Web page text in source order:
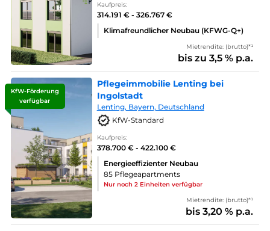
Kaufpreis:
314.191 € - 326.767 €
Klimafreundlicher Neubau (KFWG-Q+)
Mietrendite: (brutto)*¹
bis zu 3,5 % p.a.
KfW-Förderung
verfügbar
Pflegeimmobilie Lenting bei
Ingolstadt
Lenting, Bayern, Deutschland
KfW-Standard
Kaufpreis:
378.700 € - 422.100 €
Energieeffizienter Neubau
85 Pflegeapartments
Nur noch 2 Einheiten verfügbar
Mietrendite: (brutto)*¹
bis 3,20 % p.a.